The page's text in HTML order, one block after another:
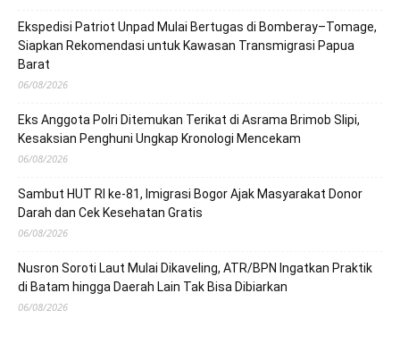
Ekspedisi Patriot Unpad Mulai Bertugas di Bomberay–Tomage,
Siapkan Rekomendasi untuk Kawasan Transmigrasi Papua
Barat
06/08/2026
Eks Anggota Polri Ditemukan Terikat di Asrama Brimob Slipi,
Kesaksian Penghuni Ungkap Kronologi Mencekam
06/08/2026
Sambut HUT RI ke-81, Imigrasi Bogor Ajak Masyarakat Donor
Darah dan Cek Kesehatan Gratis
06/08/2026
Nusron Soroti Laut Mulai Dikaveling, ATR/BPN Ingatkan Praktik
di Batam hingga Daerah Lain Tak Bisa Dibiarkan
06/08/2026